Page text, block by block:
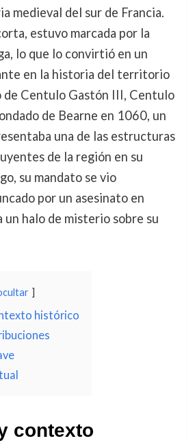
medieval del sur de Francia.
estuvo marcada por la
lo que lo convirtió en un
en la historia del territorio
de Centulo Gastón III, Centulo
de Bearne en 1060, un
una de las estructuras
de la región en su
su mandato se vio
por un asesinato en
un halo de misterio sobre su
histórico
contexto